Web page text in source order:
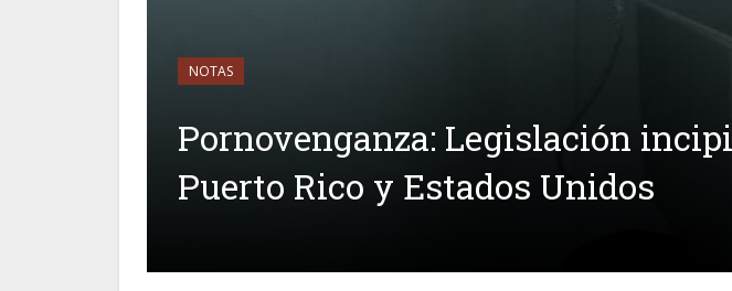
NOTAS
Pornovenganza: Legislación
Puerto Rico y Estados Unidos